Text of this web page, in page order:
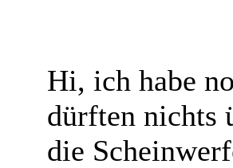
Hi, ich habe
dürften nichts
die